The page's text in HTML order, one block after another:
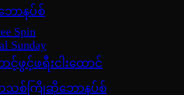
ောနပ်စ်
Spin
Sunday
င့်ဖွင့်ဖရီးငါးထောင်
သစ်ကြိုဆိုဘောနပ်စ်